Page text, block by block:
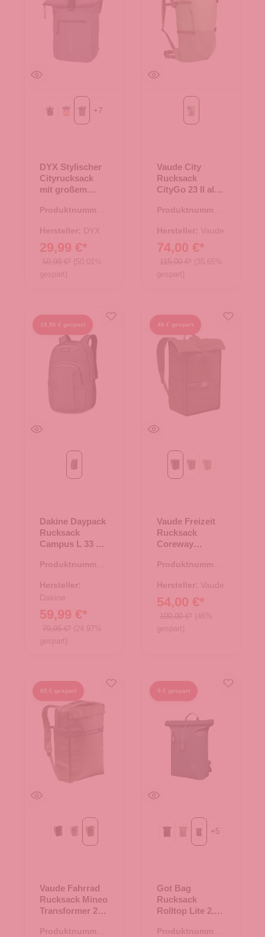
Beige-Brown
Rosadunkelgrau
+7
DYX Stylischer
Cityrucksack
mit großem
Bennie
Produktnummer:
Hersteller: DYX
29,99 €*
59,99 €* (50.01%
gespart)
aloe vera
Vaude City
Rucksack
CityGo 23 II aloe
Produktnummer:
Hersteller: Vaude
74,00 €*
115,00 €* (35.65%
gespart)
19,96 € gespart
carbon
Dakine Daypack
Rucksack
Campus L 33 L
Produktnummer:
Hersteller:
Dakine
59,99 €*
79,95 €* (24.97%
gespart)
46 € gespart
khakililac dusk
Vaude Freizeit
Rucksack
Coreway
Produktnummer:
Hersteller: Vaude
54,00 €*
100,00 €* (46%
gespart)
65 € gespart
eclipseheronkhaki
Vaude Fahrrad
Rucksack Mineo
Transformer 23
Produktnummer:
9 € gespart
Blackbasssea teal mono
+5
Got Bag
Rucksack
Rolltop Lite 2.0
Produktnummer: